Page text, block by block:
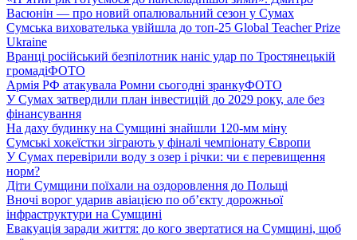
Васюнін — про новий опалювальний сезон у Сумах
Сумська вихователька увійшла до топ-25 Global Teacher Prize
Ukraine
Вранці російський безпілотник наніс удар по Тростянецькій
громадіФОТО
Армія РФ атакувала Ромни сьогодні зранкуФОТО
У Сумах затвердили план інвестицій до 2029 року, але без
фінансування
На даху будинку на Сумщині знайшли 120-мм міну
Сумські хокеїстки зіграють у фіналі чемпіонату Європи
У Сумах перевірили воду з озер і річки: чи є перевищення
норм?
Діти Сумщини поїхали на оздоровлення до Польщі
Вночі ворог ударив авіацією по обʼєкту дорожньої
інфраструктури на Сумщині
Евакуація заради життя: до кого звертатися на Сумщині, щоб